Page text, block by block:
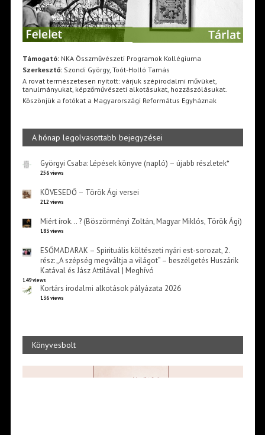
Támogató:NKA Összművészeti Programok Kollégiuma
Szerkesztő:Szondi György, Toót-Holló Tamás
A rovat természetesen nyitott: várjuk szépirodalmi művüket,
tanulmányukat, képzőművészeti alkotásukat, hozzászólásukat.
Köszönjük a fotókat a Magyarországi Református Egyháznak
A hónap legolvasottabb bejegyzései
Györgyi Csaba: Lépések könyve (napló) – újabb részletek*
256 views
KÖVESEDŐ – Török Ági versei
212 views
Miért írok… ? (Böszörményi Zoltán, Magyar Miklós, Török Ági)
183 views
ESŐMADARAK – Spirituális költészeti nyári est-sorozat, 2.
rész: „A szépség megváltja a világot” – beszélgetés Huszárik
Katával és Jász Attilával | Meghívó
149 views
Kortárs irodalmi alkotások pályázata 2026
136 views
Könyvesbolt